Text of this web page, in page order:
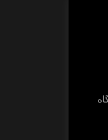
برای